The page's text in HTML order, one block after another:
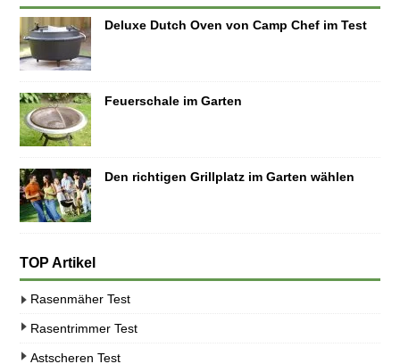
Deluxe Dutch Oven von Camp Chef im Test
Feuerschale im Garten
Den richtigen Grillplatz im Garten wählen
TOP Artikel
Rasenmäher Test
Rasentrimmer Test
Astscheren Test